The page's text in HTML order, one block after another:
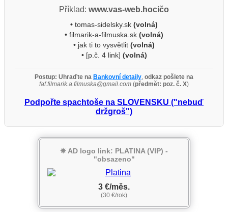
Příklad: www.vas-web.hocičo
• tomas-sidelsky.sk (volná)
• filmarik-a-filmuska.sk (volná)
• jak ti to vysvětlit (volná)
• [p.č. 4 link] (volná)
Postup: Uhraďte na Bankovní detaily odkaz pošlete na
faf.filmarik.a.filmuska@gmail.com (předmět: poz. č. X)
Podpořte spachtoše na SLOVENSKU ("nebuď
držgroš")
✵ AD logo link: PLATINA (VIP) -
"obsazeno"
3 €/měs.
(30 €/rok)